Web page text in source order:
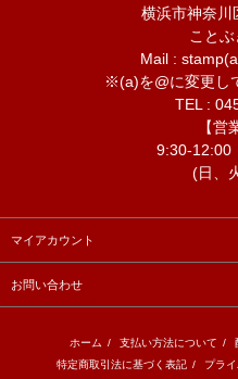
横浜市神奈川
こと
Mail :
※(a)を@に変更し
TEL :
【営
9:30-
(日、
マイアカウント
お問い合わせ
ホーム / 支払い方法について /
特定商取引法に基づく表記 / プラ